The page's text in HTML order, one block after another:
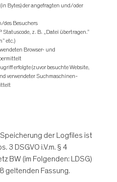
Bytes) der angefragten und/oder
des Besuchers
Statuscode, z. B. „Datei übertragen.“
etc.)
Browser- und
erfolgte (zuvor besuchte Website,
verwendeter Suchmaschinen-
der Logfiles ist
3 DSGVO i.V.m. § 4
BW (im Folgenden: LDSG)
geltenden Fassung.